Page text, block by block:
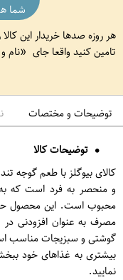
شما
هر روزه صدها خریدار این
تامین کنید واقعا جای
نام
توضیحات و مختصات
توضیحات کالا
و منحصر به فرد است که
محبوب است. این محصول
مصرف به عنوان افزودنی
گوشتی و سبزیجات مناسب
بیشتری به غذاهای خود
نمایید.